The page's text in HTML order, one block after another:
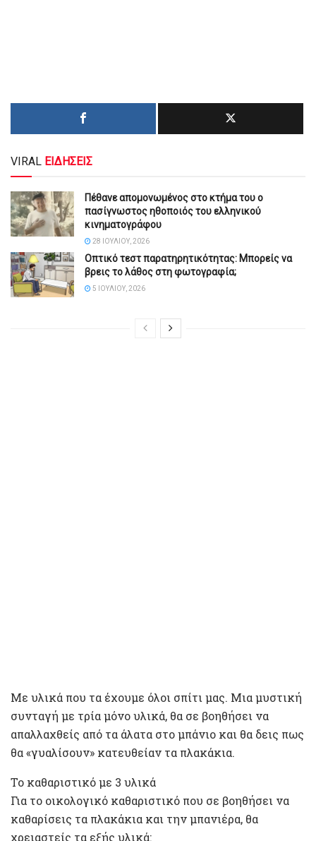
VIRAL ΕΙΔΗΣΕΙΣ
Πέθανε απομονωμένος στο κτήμα του ο
πασίγνωστος ηθοποιός του ελληνικού
κινηματογράφου
28 ΙΟΥΛΊΟΥ, 2026
Οπτικό τεστ παρατηρητικότητας: Μπορείς να
βρεις το λάθος στη φωτογραφία;
5 ΙΟΥΛΊΟΥ, 2026
Με υλικά που τα έχουμε όλοι σπίτι μας. Μια μυστική
συνταγή με τρία μόνο υλικά, θα σε βοηθήσει να
απαλλαχθείς από τα άλατα στο μπάνιο και θα δεις πως
θα «γυαλίσουν» κατευθείαν τα πλακάκια.
Το καθαριστικό με 3 υλικά
Για το οικολογικό καθαριστικό που σε βοηθήσει να
καθαρίσεις τα πλακάκια και την μπανιέρα, θα
χρειαστείς τα εξής υλικά: